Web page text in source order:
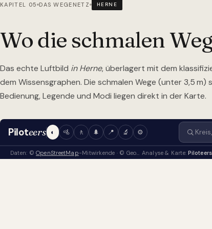
KAPITEL 05 DAS WEGENETZ HERNE
Wo die schmalen
Das echte Luftbild in Herne, überlagert mit dem
dem Wissensgraphen. Die schmalen Wege (unter 3,5
Bedienung, Legende und Modi liegen direkt in der Karte.